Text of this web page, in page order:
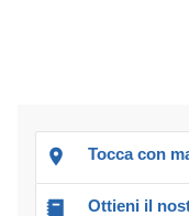
Tocca con
Ottieni il